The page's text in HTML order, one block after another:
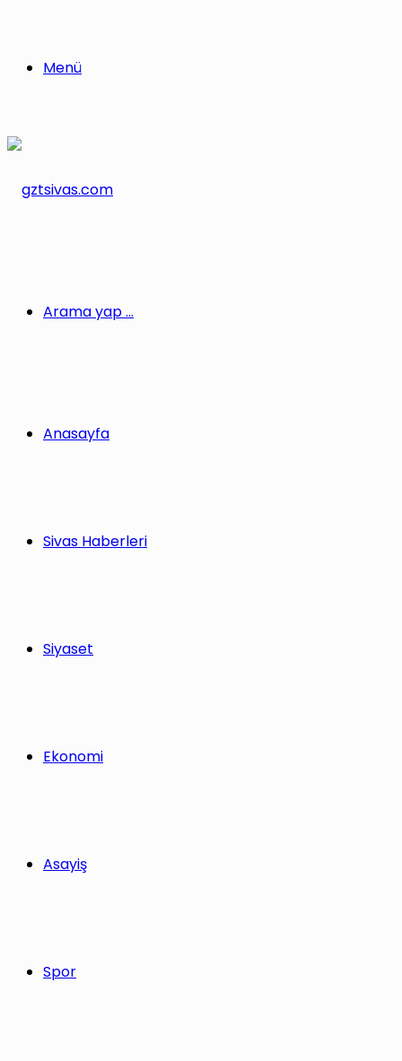
Menü
Arama yap ...
Anasayfa
Sivas Haberleri
Siyaset
Ekonomi
Asayiş
Spor